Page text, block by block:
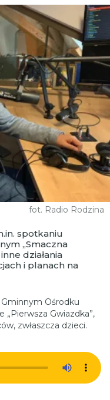
fot. Radio Rodzina
spotkaniu
„Smaczna
działania
i planach na
Ośrodku
„Pierwsza Gwiazdka”,
zwłaszcza dzieci.